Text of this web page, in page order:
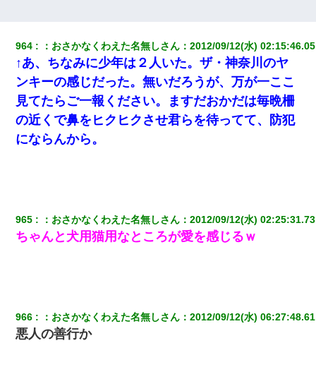
嫁が弁護士を連れてきて「悪いと思うなら慰謝料を払って離婚し
ろ」→ 俺「完全に恐喝になってますね」「お前、これが詐欺だっ
て知ってる？」
新築の家で。クラクラするくらいの「白粉の匂い」が鼻につくも
嫁＆娘「そんな匂いしない…」ある日、友人奥「素敵なアンティ
ークですね！」俺（！？）
【復讐】義兄嫁「生活費、足りない分を貸してほしい」私「貸す
朝起きたら嫁がいなかった。俺（嫁も嫁実家も電話に出ない…不
964 ： おさかなくわえた名無しさん ：2012/09/12(水)
↑あ、ちなみに少年は２人いた。ザ・神奈川のヤ
ンキーの感じだった。無いだろうが、万が一ここ
見てたらご一報ください。ますだおかだは毎晩柵
の近くで鼻をヒクヒクさせ君らを待ってて、防犯
にならんから。
965 ： おさかなくわえた名無しさん ：2012/09/12(水)
ちゃんと犬用猫用なところが愛を感じるｗ
966 ： おさかなくわえた名無しさん ：2012/09/12(水)
悪人の善行か